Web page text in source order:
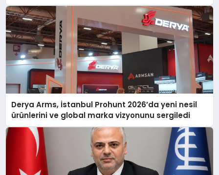
Derya Arms, İstanbul Prohunt 2026’da yeni nesil
ürünlerini ve global marka vizyonunu sergiledi